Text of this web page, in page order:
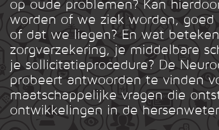
op oude problemen? Kan
worden of we ziek worden, goed
of dat we liegen? En wat
zorgverzekering, je middelbare
je sollicitatieprocedure? De
probeert antwoorden te vinden
maatschappelijke vragen die
ontwikkelingen in de